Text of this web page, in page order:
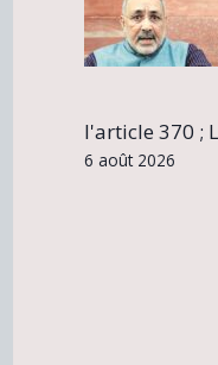
l'article 370 ;
6 août 2026